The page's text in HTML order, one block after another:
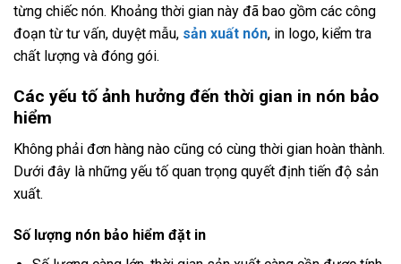
từng chiếc nón. Khoảng thời gian này đã bao gồm các công
đoạn từ tư vấn, duyệt mẫu, sản xuất nón, in logo, kiểm tra
chất lượng và đóng gói.
Các yếu tố ảnh hưởng đến thời gian in nón bảo
hiểm
Không phải đơn hàng nào cũng có cùng thời gian hoàn thành.
Dưới đây là những yếu tố quan trọng quyết định tiến độ sản
xuất.
Số lượng nón bảo hiểm đặt in